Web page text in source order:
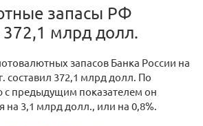
запасы РФ
млрд долл.
запасов Банка России на
составил 372,1 млрд долл. По
с предыдущим показателем он
на 3,1 млрд долл., или на 0,8%.